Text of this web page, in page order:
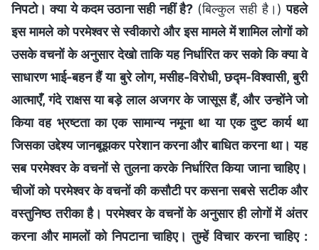
निपटो। क्या ये कदम उठाना सही नहीं है?(बिल्कुल सही है।)पहले
इस मामले को परमेश्वर से स्वीकारो और इस मामले में शामिल लोगों को
उसके वचनों के अनुसार देखो ताकि यह निर्धारित कर सको कि क्या वे
साधारण भाई-बहन हैं या बुरे लोग, मसीह-विरोधी, छद्म-विश्वासी, बुरी
आत्माएँ, गंदे राक्षस या बड़े लाल अजगर के जासूस हैं, और उन्होंने जो
किया वह भ्रष्टता का एक सामान्य नमूना था या एक दुष्ट कार्य था
जिसका उद्देश्य जानबूझकर परेशान करना और बाधित करना था। यह
सब परमेश्वर के वचनों से तुलना करके निर्धारित किया जाना चाहिए।
चीजों को परमेश्वर के वचनों की कसौटी पर कसना सबसे सटीक और
वस्तुनिष्ठ तरीका है। परमेश्वर के वचनों के अनुसार ही लोगों में अंतर
करना और मामलों को निपटाना चाहिए। तुम्हें विचार करना चाहिए :